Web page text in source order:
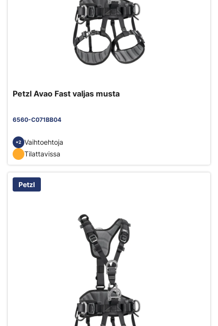
Petzl Avao Fast valjas musta
6560-C071BB04
+2 Vaihtoehtoja
Tilattavissa
Petzl